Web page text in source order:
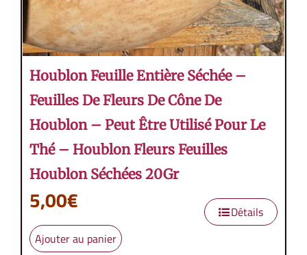
Houblon Feuille Entière Séchée –
Feuilles De Fleurs De Cône De
Houblon – Peut Être Utilisé Pour Le
Thé – Houblon Fleurs Feuilles
Houblon Séchées 20Gr
5,00€
Ajouter au panier
Détails